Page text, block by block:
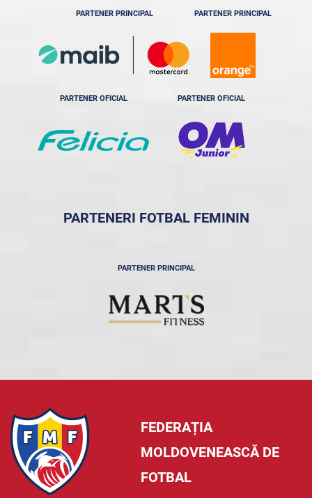
PARTENER PRINCIPAL PARTENER PRINCIPAL
PARTENER OFICIAL PARTENER OFICIAL
PARTENERI FOTBAL FEMININ
PARTENER PRINCIPAL
FEDERAȚIA
MOLDOVENEASCĂ DE
FOTBAL